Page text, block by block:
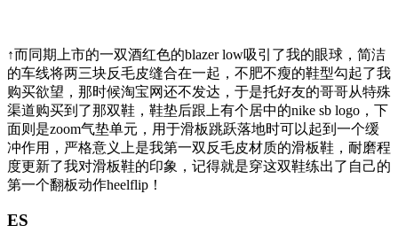
↑而同期上市的一双酒红色的blazer low吸引了我的眼球，简洁
的车线将两三块反毛皮缝合在一起，不肥不瘦的鞋型勾起了我
购买欲望，那时候淘宝网还不发达，于是托好友的哥哥从特殊
渠道购买到了那双鞋，鞋垫后跟上有个居中的nike sb logo，下
面则是zoom气垫单元，用于滑板跳跃落地时可以起到一个缓
冲作用，严格意义上是我第一双反毛皮材质的滑板鞋，耐磨程
度更新了我对滑板鞋的印象，记得就是穿这双鞋练出了自己的
第一个翻板动作heelflip！
ES